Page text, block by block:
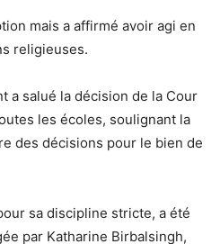
mais a affirmé avoir agi en
religieuses.
a salué la décision de la Cour
les écoles, soulignant la
des décisions pour le bien de
sa discipline stricte, a été
par Katharine Birbalsingh,